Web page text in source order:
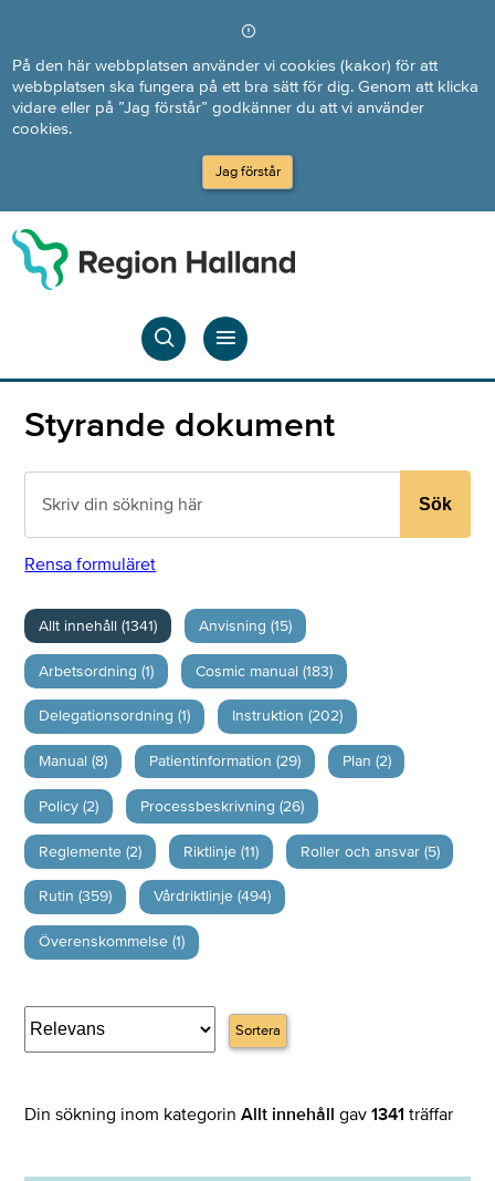
På den här webbplatsen använder vi cookies (kakor) för att
webbplatsen ska fungera på ett bra sätt för dig. Genom att klicka
vidare eller på ”Jag förstår” godkänner du att vi använder
cookies.
Jag förstår
Styrande dokument
Sök
Rensa formuläret
Allt innehåll (1341) Anvisning (15)
Arbetsordning (1) Cosmic manual (183)
Delegationsordning (1) Instruktion (202)
Manual (8) Patientinformation (29) Plan (2)
Policy (2) Processbeskrivning (26)
Reglemente (2) Riktlinje (11) Roller och ansvar (5)
Rutin (359) Vårdriktlinje (494)
Överenskommelse (1)
Sortera
Din sökning inom kategorinAllt innehåll gav1341 träffar